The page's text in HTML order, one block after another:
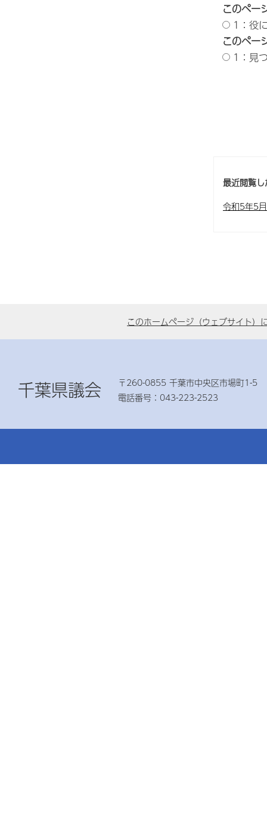
このペー
1：役
このペー
1：見
最近閲覧
令和5年5
このホームページ（ウェブサイト）
千葉県議会
〒260-0855 千葉市中央区市場町1-5
電話番号：043-223-2523